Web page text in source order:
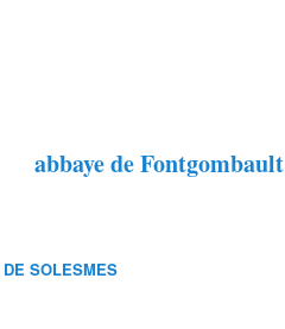
abbaye de Fontgombault
SOLESMES